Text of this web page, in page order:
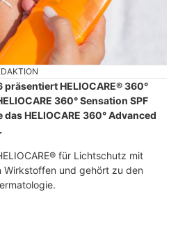
HELIOCARE® 360°
360° Sensation SPF
HELIOCARE 360° Advanced
für Lichtschutz mit
und gehört zu den